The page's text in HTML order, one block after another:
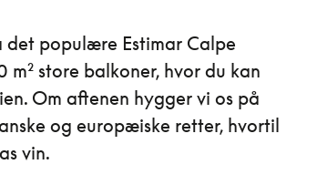
det populære Estimar Calpe
store balkoner, hvor du kan
Om aftenen hygger vi os på
og europæiske retter, hvortil
vin.